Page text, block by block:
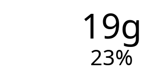
19g
23%